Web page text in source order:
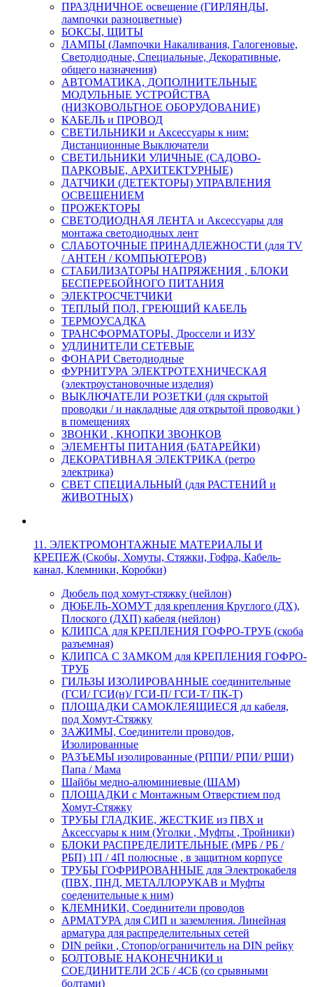
ПРАЗДНИЧНОЕ освещение (ГИРЛЯНДЫ,
лампочки разноцветные)
БОКСЫ, ЩИТЫ
ЛАМПЫ (Лампочки Накаливания, Галогеновые,
Светодиодные, Специальные, Декоративные,
общего назначения)
АВТОМАТИКА, ДОПОЛНИТЕЛЬНЫЕ
МОДУЛЬНЫЕ УСТРОЙСТВА
(НИЗКОВОЛЬТНОЕ ОБОРУДОВАНИЕ)
КАБЕЛЬ и ПРОВОД
СВЕТИЛЬНИКИ и Аксессуары к ним:
Дистанционные Выключатели
СВЕТИЛЬНИКИ УЛИЧНЫЕ (САДОВО-
ПАРКОВЫЕ, АРХИТЕКТУРНЫЕ)
ДАТЧИКИ (ДЕТЕКТОРЫ) УПРАВЛЕНИЯ
ОСВЕЩЕНИЕМ
ПРОЖЕКТОРЫ
СВЕТОДИОДНАЯ ЛЕНТА и Аксессуары для
монтажа светодиодных лент
СЛАБОТОЧНЫЕ ПРИНАДЛЕЖНОСТИ (для TV
/ АНТЕН / КОМПЬЮТЕРОВ)
СТАБИЛИЗАТОРЫ НАПРЯЖЕНИЯ , БЛОКИ
БЕСПЕРЕБОЙНОГО ПИТАНИЯ
ЭЛЕКТРОСЧЕТЧИКИ
ТЕПЛЫЙ ПОЛ, ГРЕЮЩИЙ КАБЕЛЬ
ТЕРМОУСАДКА
ТРАНСФОРМАТОРЫ, Дроссели и ИЗУ
УДЛИНИТЕЛИ СЕТЕВЫЕ
ФОНАРИ Светодиодные
ФУРНИТУРА ЭЛЕКТРОТЕХНИЧЕСКАЯ
(электроустановочные изделия)
ВЫКЛЮЧАТЕЛИ РОЗЕТКИ (для скрытой
проводки / и накладные для открытой проводки )
в помещениях
ЗВОНКИ , КНОПКИ ЗВОНКОВ
ЭЛЕМЕНТЫ ПИТАНИЯ (БАТАРЕЙКИ)
ДЕКОРАТИВНАЯ ЭЛЕКТРИКА (ретро
электрика)
СВЕТ СПЕЦИАЛЬНЫЙ (для РАСТЕНИЙ и
ЖИВОТНЫХ)
11. ЭЛЕКТРОМОНТАЖНЫЕ МАТЕРИАЛЫ И
КРЕПЕЖ (Скобы, Хомуты, Стяжки, Гофра, Кабель-
канал, Клемники, Коробки)
Дюбель под хомут-стяжку (нейлон)
ДЮБЕЛЬ-ХОМУТ для крепления Круглого (ДХ),
Плоского (ДХП) кабеля (нейлон)
КЛИПСА для КРЕПЛЕНИЯ ГОФРО-ТРУБ (скоба
разъемная)
КЛИПСА С ЗАМКОМ для КРЕПЛЕНИЯ ГОФРО-
ТРУБ
ГИЛЬЗЫ ИЗОЛИРОВАННЫЕ соединительные
(ГСИ/ ГСИ(н)/ ГСИ-П/ ГСИ-Т/ ПК-Т)
ПЛОЩАДКИ САМОКЛЕЯЩИЕСЯ дл кабеля,
под Хомут-Стяжку
ЗАЖИМЫ, Соединители проводов,
Изолированные
РАЗЪЕМЫ изолированные (РППИ/ РПИ/ РШИ)
Папа / Мама
Шайбы медно-алюминиевые (ШАМ)
ПЛОЩАДКИ с Монтажным Отверстием под
Хомут-Стяжку
ТРУБЫ ГЛАДКИЕ, ЖЕСТКИЕ из ПВХ и
Аксессуары к ним (Уголки , Муфты , Тройники)
БЛОКИ РАСПРЕДЕЛИТЕЛЬНЫЕ (МРБ / РБ /
РБП) 1П / 4П полюсные , в защитном корпусе
ТРУБЫ ГОФРИРОВАННЫЕ для Электрокабеля
(ПВХ, ПНД, МЕТАЛЛОРУКАВ и Муфты
соеденительные к ним)
КЛЕМНИКИ, Соединители проводов
АРМАТУРА для СИП и заземления. Линейная
арматура для распределительных сетей
DIN рейки , Стопор/ограничитель на DIN рейку
БОЛТОВЫЕ НАКОНЕЧНИКИ и
СОЕДИНИТЕЛИ 2СБ / 4СБ (со срывными
болтами)